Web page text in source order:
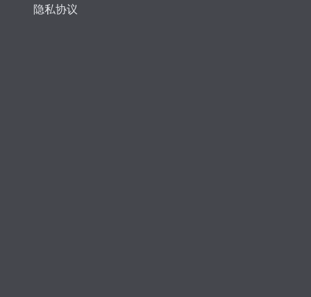
隐私协议